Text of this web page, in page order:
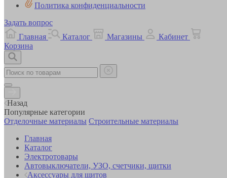
Политика конфиденциальности
Задать вопрос
Главная
Каталог Магазины
Кабинет
Корзина
Назад
Популярные категории
Отделочные материалы Строительные материалы
Главная
Каталог
Электротовары
Автовыключатели, УЗО, счетчики, щитки
Аксессуары для щитов